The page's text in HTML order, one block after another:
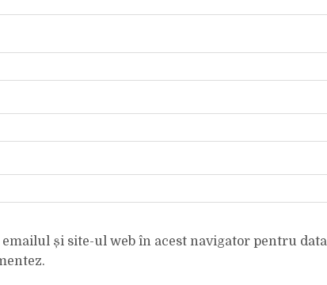
și site-ul web în acest navigator pentru data